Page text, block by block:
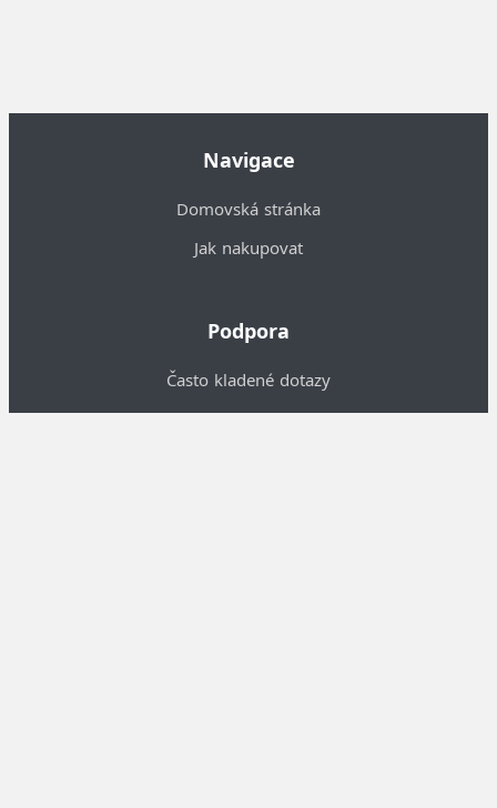
Navigace
Domovská stránka
Jak nakupovat
Podpora
Často kladené dotazy
Doprava a platba